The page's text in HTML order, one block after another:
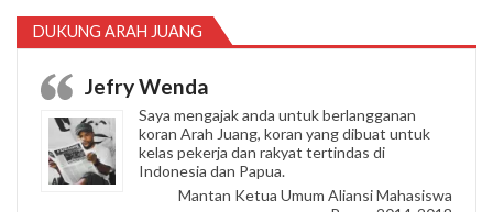
DUKUNG ARAH JUANG
Jefry Wenda
Saya mengajak anda untuk berlangganan
koran Arah Juang, koran yang dibuat untuk
kelas pekerja dan rakyat tertindas di
Indonesia dan Papua.
Mantan Ketua Umum Aliansi Mahasiswa